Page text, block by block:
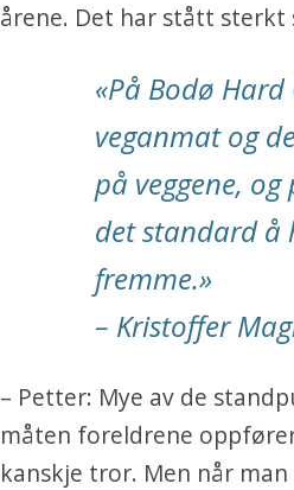
årene. Det har stått sterkt
«På Bodø Hard
veganmat og
på veggene,
det standard å
fremme.»
– Kristoffer
– Petter: Mye av de
måten foreldrene
kanskje tror. Men når